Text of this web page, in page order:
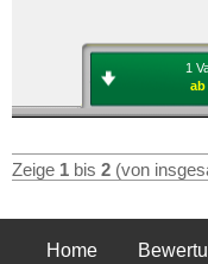
Pirna
Plattling
Plau
Plauen
Preislisten
Ankauf
Gratisbanknoten
FAQ
1
ab
Zeige 1 bis 2 (von
Home